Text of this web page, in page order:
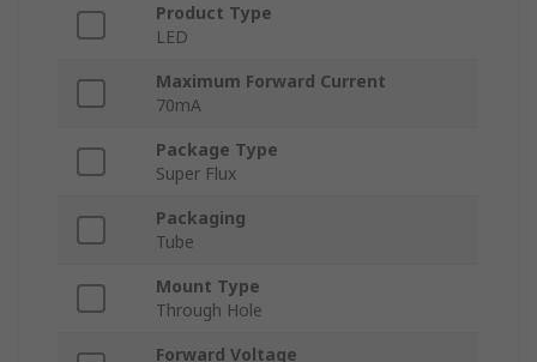
Product Type
LED
Maximum Forward Current
70mA
Package Type
Super Flux
Packaging
Tube
Mount Type
Through Hole
Forward Voltage